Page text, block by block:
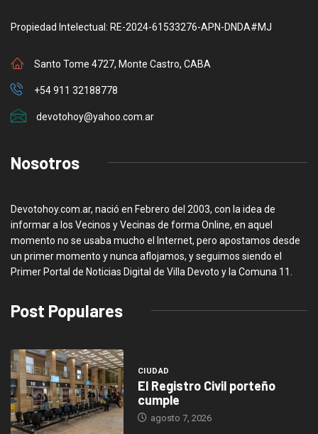
Propiedad Intelectual: RE-2024-61533276-APN-DNDA#MJ
Santo Tome 4727, Monte Castro, CABA
+54 911 32188778
devotohoy@yahoo.com.ar
Nosotros
Devotohoy.com.ar, nació en Febrero del 2003, con la idea de
informar a los Vecinos y Vecinas de forma Online, en aquel
momento no se usaba mucho el Internet, pero apostamos desde
un primer momento y nunca aflojamos, y seguimos siendo el
Primer Portal de Noticias Digital de Villa Devoto y la Comuna 11.
Post Populares
CIUDAD
El Registro Civil porteño
cumple
agosto 7, 2026